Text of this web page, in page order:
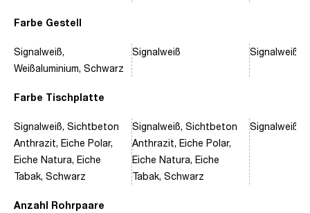
Farbe Gestell
Farbe Tischplatte
Anzahl Rohrpaare
Signalweiß,
Weißaluminium, Schwarz
Signalweiß, Sichtbeton
Anthrazit, Eiche Polar,
Eiche Natura, Eiche
Tabak, Schwarz
Signalweiß
Signalweiß, Sichtbeton
Anthrazit, Eiche Polar,
Eiche Natura, Eiche
Tabak, Schwarz
Signalweiß,
Signalweiß,